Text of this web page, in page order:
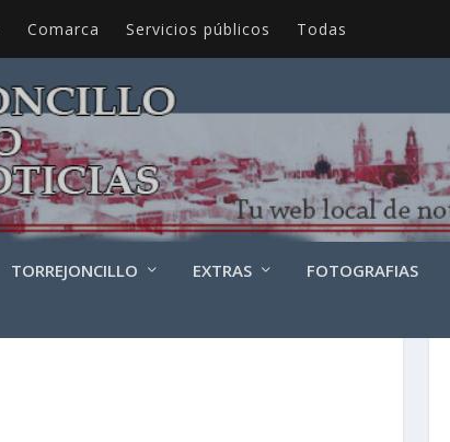
Comarca Servicios públicos Todas
TORREJONCILLO EXTRAS FOTOGRAFIAS